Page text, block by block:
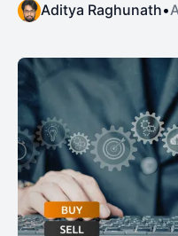
Aditya Raghunath•